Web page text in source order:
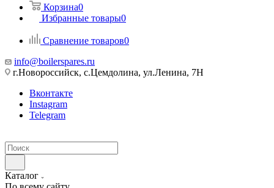
Корзина0
Избранные товары0
Сравнение товаров0
info@boilerspares.ru
г.Новороссийск, с.Цемдолина, ул.Ленина, 7Н
Вконтакте
Instagram
Telegram
Каталог